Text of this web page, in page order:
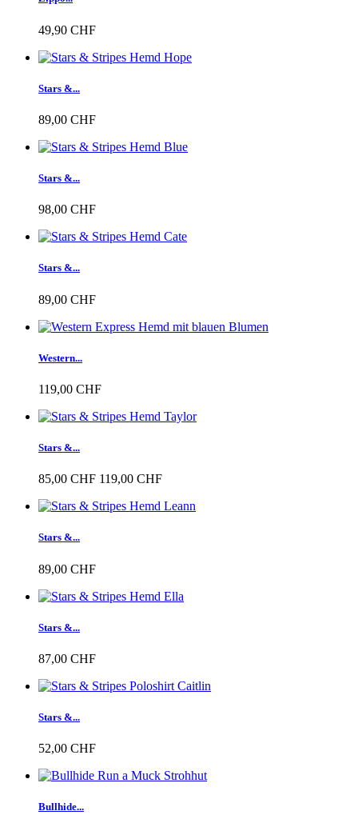
49,90 CHF
Stars &...
89,00 CHF
Stars &...
98,00 CHF
Stars &...
89,00 CHF
Western...
119,00 CHF
Stars &...
85,00 CHF 119,00 CHF
Stars &...
89,00 CHF
Stars &...
87,00 CHF
Stars &...
52,00 CHF
Bullhide...